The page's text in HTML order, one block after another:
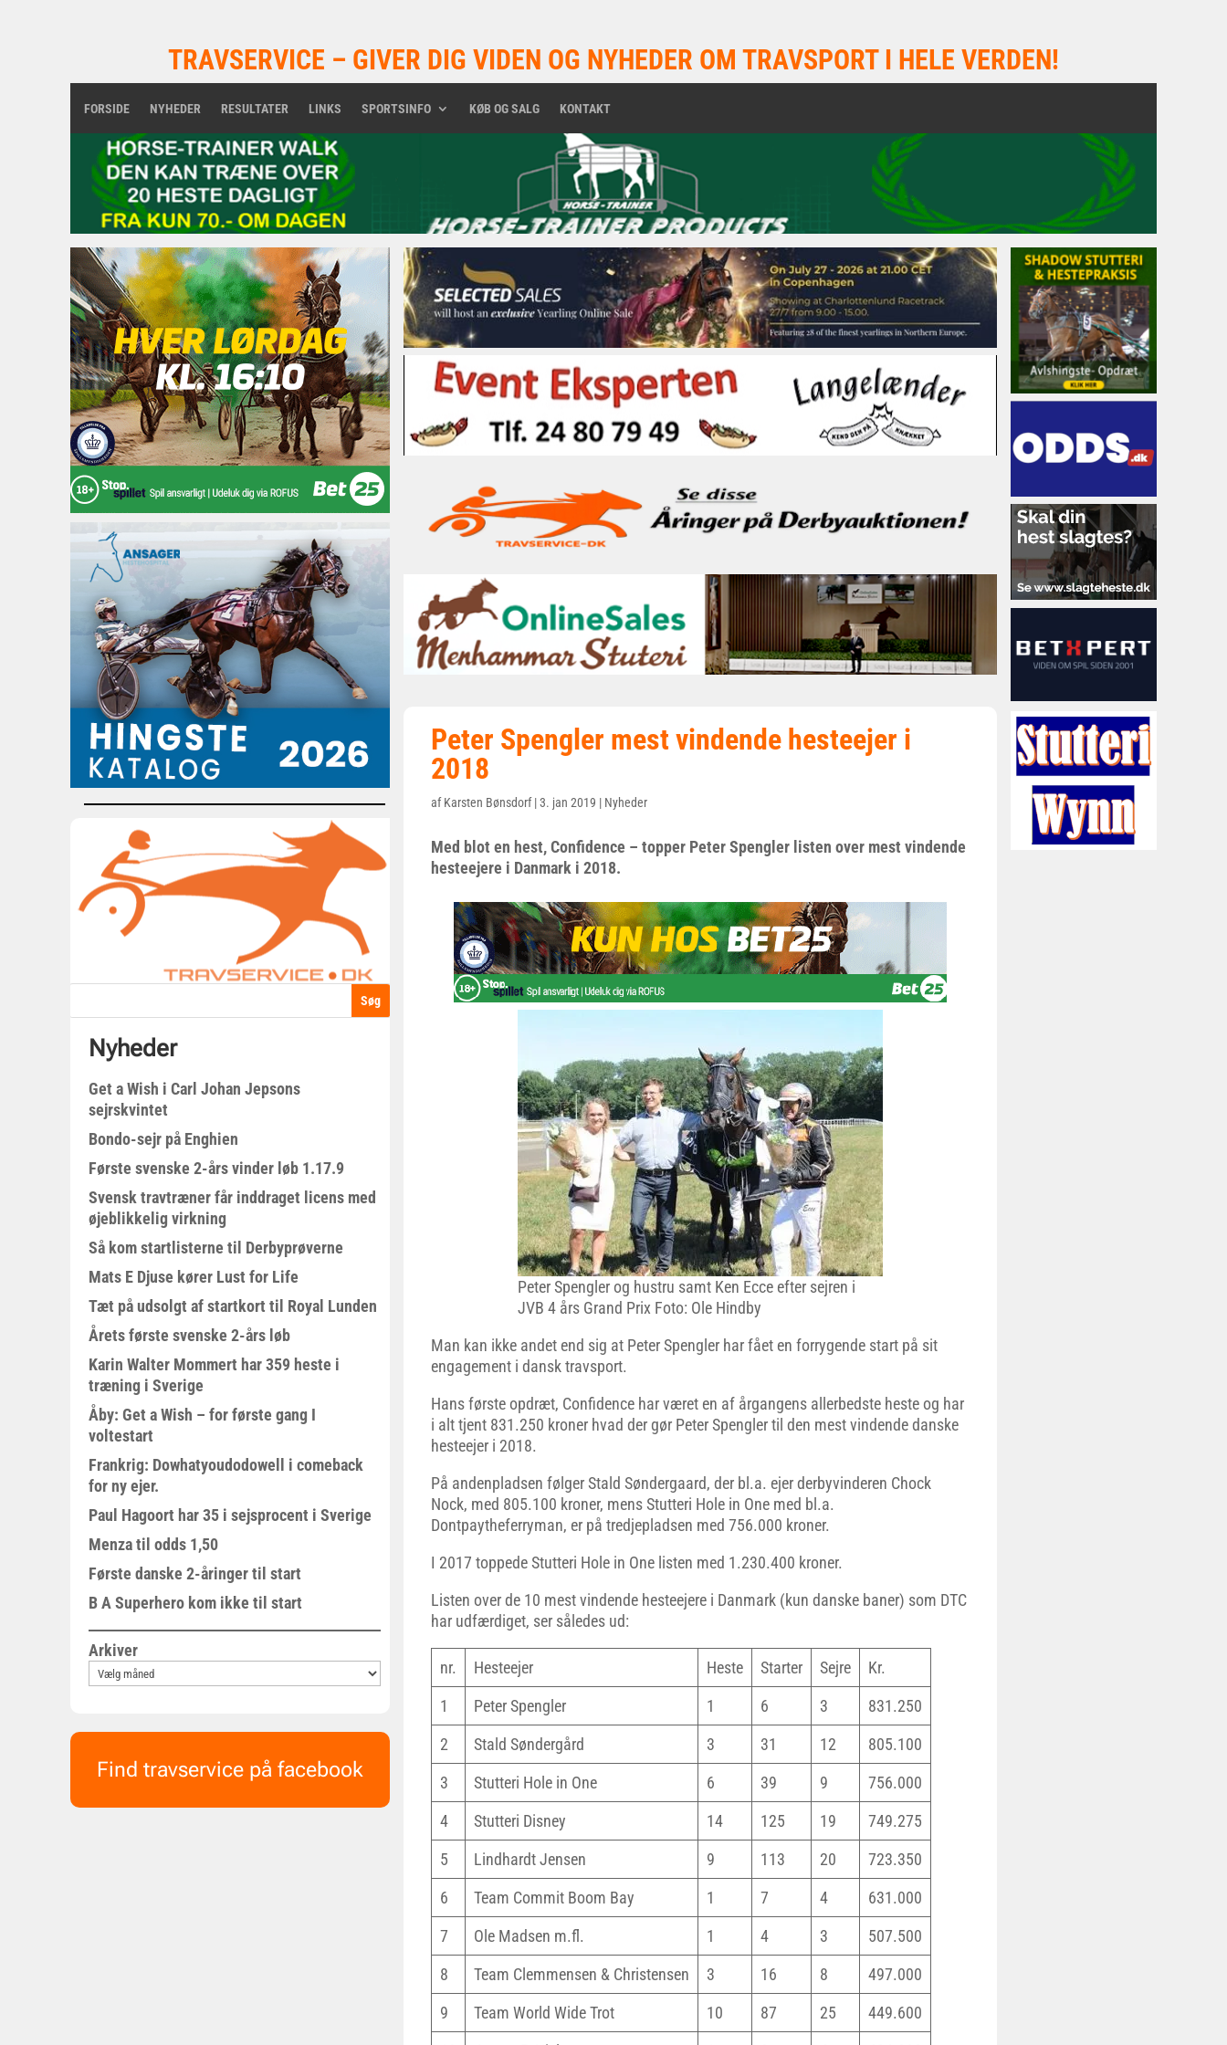
TRAVSERVICE – GIVER DIG VIDEN OG NYHEDER OM TRAVSPORT I HELE VERDEN!
FORSIDE NYHEDER RESULTATER LINKS SPORTSINFO KØB OG SALG KONTAKT
Nyheder
Get a Wish i Carl Johan Jepsons
sejrskvintet
Bondo-sejr på Enghien
Første svenske 2-års vinder løb 1.17.9
Svensk travtræner får inddraget licens med
øjeblikkelig virkning
Så kom startlisterne til Derbyprøverne
Mats E Djuse kører Lust for Life
Tæt på udsolgt af startkort til Royal Lunden
Årets første svenske 2-års løb
Karin Walter Mommert har 359 heste i
træning i Sverige
Åby: Get a Wish – for første gang I
voltestart
Frankrig: Dowhatyoudodowell i comeback
for ny ejer.
Paul Hagoort har 35 i sejsprocent i Sverige
Menza til odds 1,50
Første danske 2-åringer til start
B A Superhero kom ikke til start
Arkiver
Find travservice på facebook
Peter Spengler mest vindende hesteejer i
2018
afKarsten Bønsdorf|3. jan 2019 | Nyheder
Med blot en hest, Confidence – topper Peter Spengler listen over mest vindende
hesteejere i Danmark i 2018.
Peter Spengler og hustru samt Ken Ecce efter sejren i
JVB 4 års Grand Prix Foto: Ole Hindby
Man kan ikke andet end sig at Peter Spengler har fået en forrygende start på sit
engagement i dansk travsport.
Hans første opdræt, Confidence har været en af årgangens allerbedste heste og har
i alt tjent 831.250 kroner hvad der gør Peter Spengler til den mest vindende danske
hesteejer i 2018.
På andenpladsen følger Stald Søndergaard, der bl.a. ejer derbyvinderen Chock
Nock, med 805.100 kroner, mens Stutteri Hole in One med bl.a.
Dontpaytheferryman, er på tredjepladsen med 756.000 kroner.
I 2017 toppede Stutteri Hole in One listen med 1.230.400 kroner.
Listen over de 10 mest vindende hesteejere i Danmark (kun danske baner) som DTC
har udfærdiget, ser således ud:
nr. Hesteejer Heste Starter Sejre
Kr.
1
Peter Spengler 1 6 3
831.250
2
Stald Søndergård 3 31 12
805.100
3
Stutteri Hole in One 6 39 9
756.000
4
Stutteri Disney 14 125 19
749.275
5
Lindhardt Jensen 9 113 20
723.350
6
Team Commit Boom Bay 1 7 4
631.000
7
Ole Madsen m.fl. 1 4 3
507.500
8
Team Clemmensen & Christensen 3 16 8
497.000
9
Team World Wide Trot 10 87 25
449.600